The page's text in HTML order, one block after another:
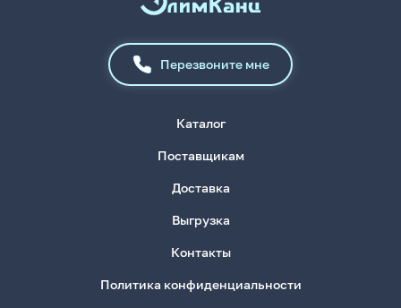
Перезвоните мне
Каталог
Поставщикам
Доставка
Выгрузка
Контакты
Политика конфиденциальности